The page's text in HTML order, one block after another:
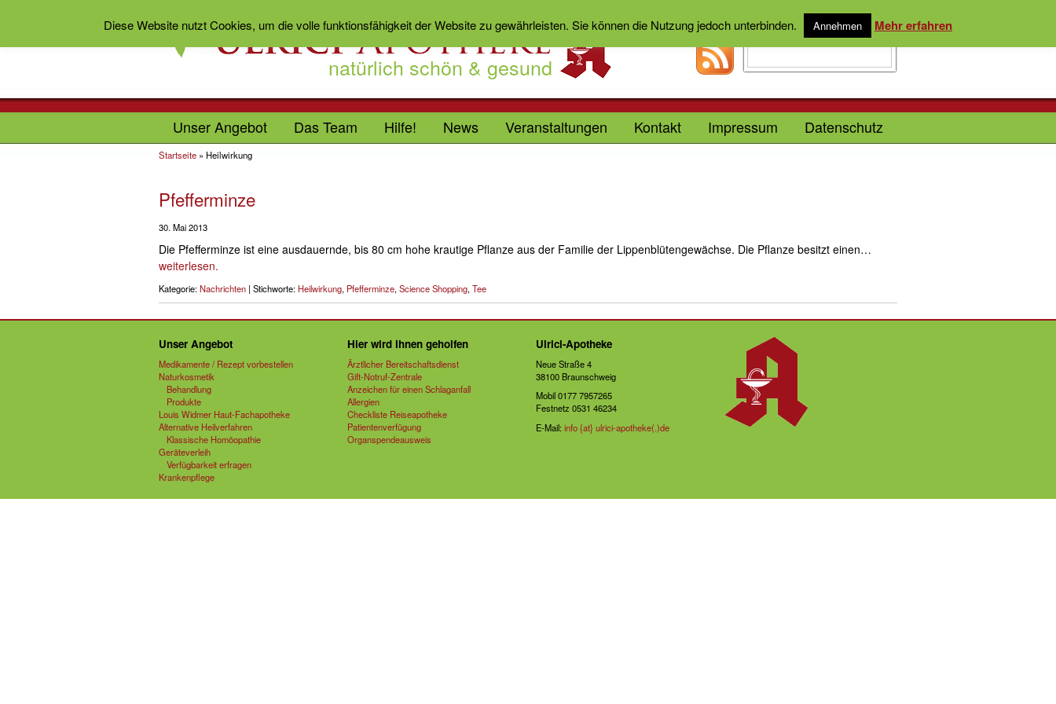
natürlich schön & gesund
Unser Angebot Das Team Hilfe! News Veranstaltungen Kontakt Impressum Datenschutz
Startseite » Heilwirkung
Pfefferminze
30. Mai 2013
Die Pfefferminze ist eine ausdauernde, bis 80 cm hohe krautige Pflanze aus der Familie der Lippenblütengewächse. Die Pflanze besitzt einen…
weiterlesen.
Kategorie:Nachrichten | Stichworte: Heilwirkung, Pfefferminze, Science Shopping, Tee
Unser Angebot
Medikamente / Rezept vorbestellen
Naturkosmetik
Behandlung
Produkte
Louis Widmer Haut-Fachapotheke
Alternative Heilverfahren
Klassische Homöopathie
Geräteverleih
Verfügbarkeit erfragen
Krankenpflege
Hier wird Ihnen geholfen
Ärztlicher Bereitschaftsdienst
Gift-Notruf-Zentrale
Anzeichen für einen Schlaganfall
Allergien
Checkliste Reiseapotheke
Patientenverfügung
Organspendeausweis
Ulrici-Apotheke
Neue Straße 4
38100 Braunschweig
Mobil 0177 7957265
Festnetz 0531 46234
E-Mail:info {at} ulrici-apotheke(.)de
Diese Website nutzt Cookies, um die volle funktionsfähigkeit der Website zu gewährleisten. Sie können die Nutzung jedoch unterbinden. Annehmen Mehr erfahren